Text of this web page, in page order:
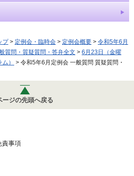
プ> 定例会・臨時会 > 定例会概要 > 令和5年6月
質問・質疑質問・答弁全文 > 6月23日（金曜
）
> 令和5年6月定例会 一般質問 質疑質問・
ージの先頭へ戻る
責事項